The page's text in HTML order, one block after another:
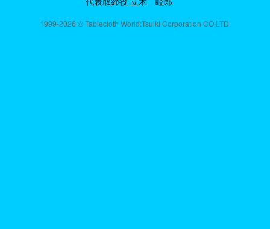
1999-2026 © Tablecloth World:Tsuiki Corporation CO,LTD.